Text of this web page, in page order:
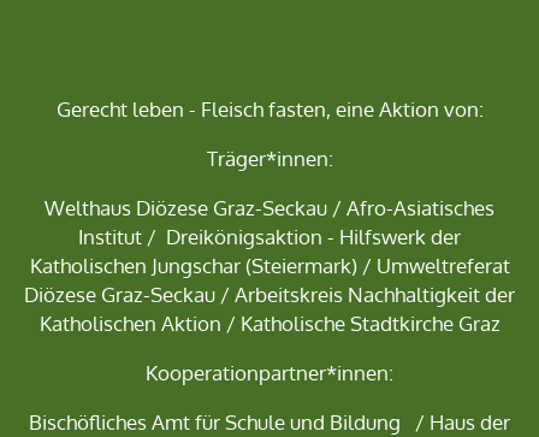
Gerecht leben - Fleisch fasten, eine Aktion von:
Träger*innen:
Welthaus Diözese Graz-Seckau / Afro-Asiatisches
Institut / Dreikönigsaktion - Hilfswerk der
Katholischen Jungschar(Steiermark) / Umweltreferat
Diözese Graz-Seckau / Arbeitskreis Nachhaltigkeit der
Katholischen Aktion / Katholische Stadtkirche Graz
Kooperationpartner*innen:
Bischöfliches Amt für Schule und Bildung / Haus der